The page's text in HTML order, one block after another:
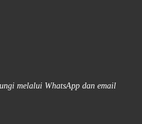
melalui WhatsApp dan email